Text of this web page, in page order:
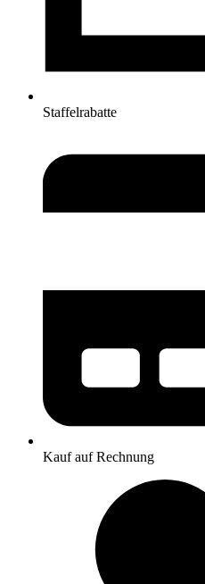
Staffelrabatte
Kauf auf Rechnung